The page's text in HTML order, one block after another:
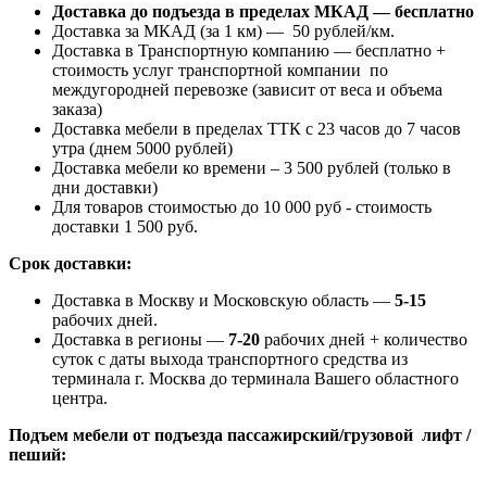
Доставка до подъезда в пределах МКАД — бесплатно
Доставка за МКАД (за 1 км) — 50 рублей/км.
Доставка в Транспортную компанию — бесплатно +
стоимость услуг транспортной компании по
междугородней перевозке (зависит от веса и объема
заказа)
Доставка мебели в пределах ТТК с 23 часов до 7 часов
утра (днем 5000 рублей)
Доставка мебели ко времени – 3 500 рублей (только в
дни доставки)
Для товаров стоимостью до 10 000 руб - стоимость
доставки 1 500 руб.
Срок доставки:
Доставка в Москву и Московскую область — 5-15
рабочих дней.
Доставка в регионы — 7-20 рабочих дней + количество
суток с даты выхода транспортного средства из
терминала г. Москва до терминала Вашего областного
центра.
Подъем мебели от подъезда пассажирский/грузовой лифт /
пеший: